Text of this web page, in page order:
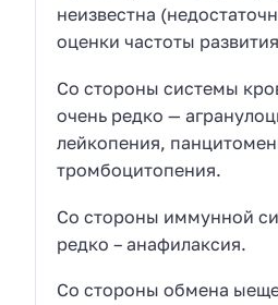
неизвестна
оценки частоты
Со стороны системы
очень редко —
лейкопения,
тромбоцитопения.
Со стороны иммунной
редко – анафилаксия.
Со стороны обмена